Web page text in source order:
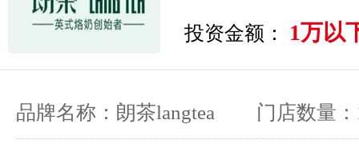
投资金额： 1万以
品牌名称：朗茶langtea 门店数量